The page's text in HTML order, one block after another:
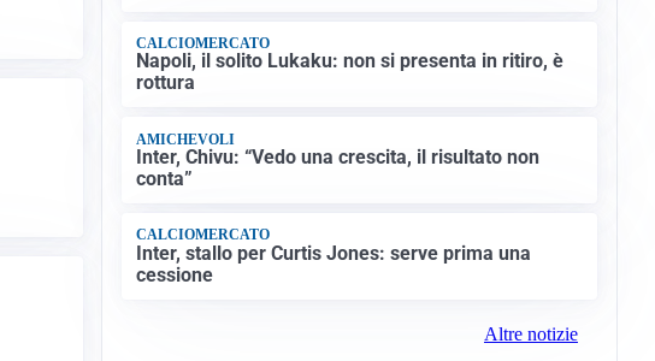
CALCIOMERCATO
Napoli, il solito Lukaku: non si presenta in ritiro, è
rottura
AMICHEVOLI
Inter, Chivu: “Vedo una crescita, il risultato non
conta”
CALCIOMERCATO
Inter, stallo per Curtis Jones: serve prima una
cessione
Altre notizie